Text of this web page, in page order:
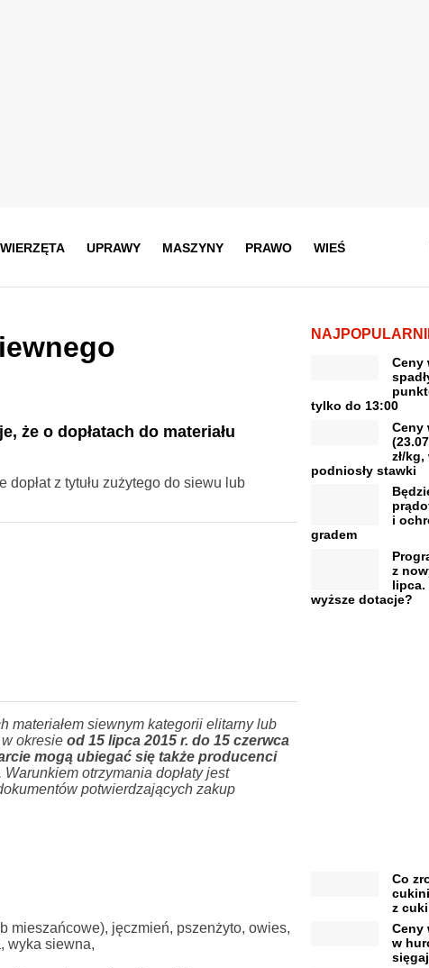
UPRAWY MASZYNY PRAWO WIEŚ
że o dopłatach do materiału
z tytułu zużytego do siewu lub
materiałem siewnym kategorii elitarny lub
okresie od 15 lipca 2015 r. do 15 czerwca
mogą ubiegać się także producenci
Warunkiem otrzymania dopłaty jest
potwierdzających zakup
mieszańcowe), jęczmień, pszenżyto, owies,
wyka siewna,
Ceny
tylko do 13:00
Ceny
zł/
podniosły stawki
i
gradem
z
lipca.
wyższe dotacje?
Co
z
Ceny
w